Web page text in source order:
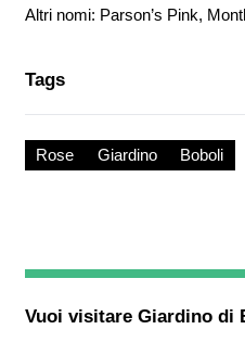
Altri nomi: Parson’s Pink,
Tags
Rose Giardino Boboli
Vuoi visitare Giardino di